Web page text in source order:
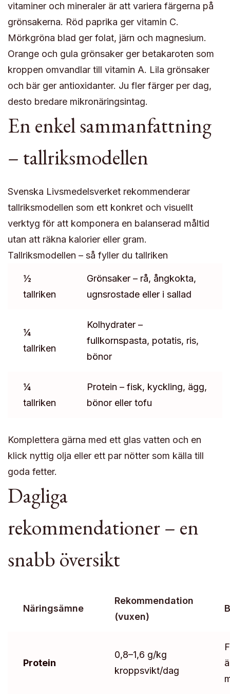
vitaminer och mineraler är att variera färgerna på
grönsakerna. Röd paprika ger vitamin C.
Mörkgröna blad ger folat, järn och magnesium.
Orange och gula grönsaker ger betakaroten som
kroppen omvandlar till vitamin A. Lila grönsaker
och bär ger antioxidanter. Ju fler färger per dag,
desto bredare mikronäringsintag.
En enkel sammanfattning
– tallriksmodellen
Svenska Livsmedelsverket rekommenderar
tallriksmodellen som ett konkret och visuellt
verktyg för att komponera en balanserad måltid
utan att räkna kalorier eller gram.
Tallriksmodellen – så fyller du tallriken
½
tallriken
Grönsaker – rå, ångkokta,
ugnsrostade eller i sallad
¼
tallriken
Kolhydrater –
fullkornspasta, potatis, ris,
bönor
¼
tallriken
Protein – fisk, kyckling, ägg,
bönor eller tofu
Komplettera gärna med ett glas vatten och en
klick nyttig olja eller ett par nötter som källa till
goda fetter.
Dagliga
rekommendationer – en
snabb översikt
Näringsämne
Rekommendation
(vuxen)
Protein
0,8–1,6 g/kg
kroppsvikt/dag